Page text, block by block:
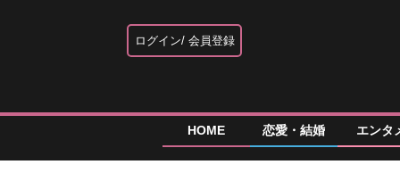
ログイン 会員登録
HOME 恋愛・結婚 エンタ